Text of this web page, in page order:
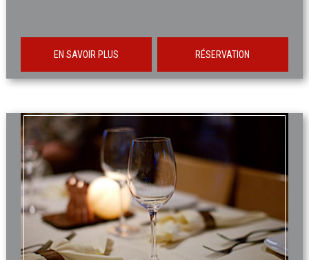
EN SAVOIR PLUS RÉSERVATION